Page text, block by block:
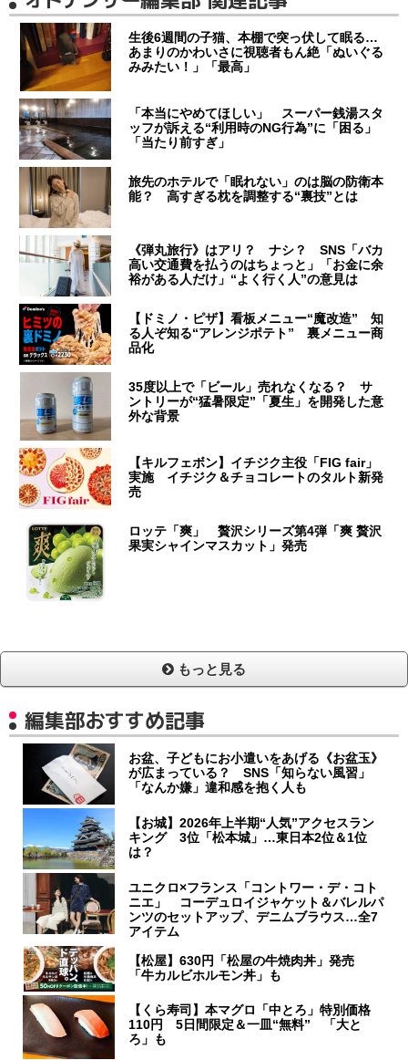
生後6週間の子猫、本棚で突っ伏して眠る…
あまりのかわいさに視聴者もん絶「ぬいぐる
みみたい！」「最高」
「本当にやめてほしい」 スーパー銭湯スタ
ッフが訴える“利用時のNG行為”に「困る」
「当たり前すぎ」
旅先のホテルで「眠れない」のは脳の防衛本
能？ 高すぎる枕を調整する“裏技”とは
《弾丸旅行》はアリ？ ナシ？ SNS「バカ
高い交通費を払うのはちょっと」「お金に余
裕がある人だけ」“よく行く人”の意見は
【ドミノ・ピザ】看板メニュー“魔改造” 知
る人ぞ知る“アレンジポテト” 裏メニュー商
品化
35度以上で「ビール」売れなくなる？ サ
ントリーが“猛暑限定”「夏生」を開発した意
外な背景
【キルフェボン】イチジク主役「FIG fair」
実施 イチジク＆チョコレートのタルト新発
売
ロッテ「爽」 贅沢シリーズ第4弾「爽 贅沢
果実シャインマスカット」発売
もっと見る
編集部おすすめ記事
お盆、子どもにお小遣いをあげる《お盆玉》
が広まっている？ SNS「知らない風習」
「なんか嫌」違和感を抱く人も
【お城】2026年上半期“人気”アクセスラン
キング 3位「松本城」…東日本2位＆1位
は？
ユニクロ×フランス「コントワー・デ・コト
ニエ」 コーデュロイジャケット＆バレルパ
ンツのセットアップ、デニムブラウス…全7
アイテム
【松屋】630円「松屋の牛焼肉丼」発売
「牛カルビホルモン丼」も
【くら寿司】本マグロ「中とろ」特別価格
110円 5日間限定＆一皿“無料” 「大と
ろ」も